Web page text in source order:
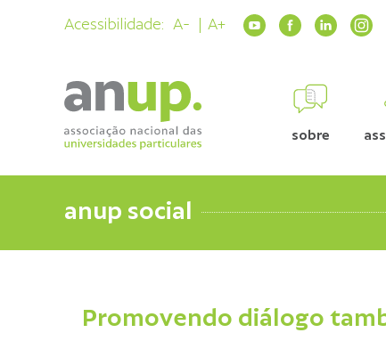
Acessibilidade: A- A+
sobre
anup social
Promovendo diálogo